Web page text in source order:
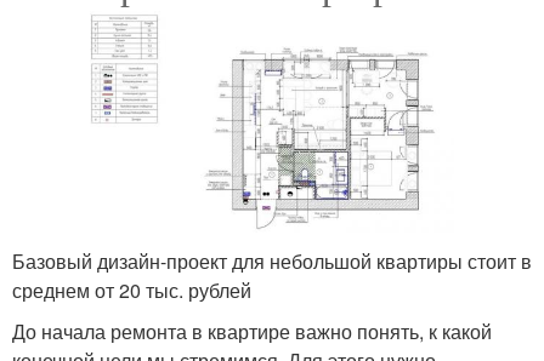
Базовый дизайн-проект для небольшой квартиры стоит в
среднем от 20 тыс. рублей
До начала ремонта в квартире важно понять, к какой